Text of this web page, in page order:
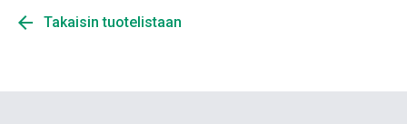
arrow_back Takaisin tuotelistaan